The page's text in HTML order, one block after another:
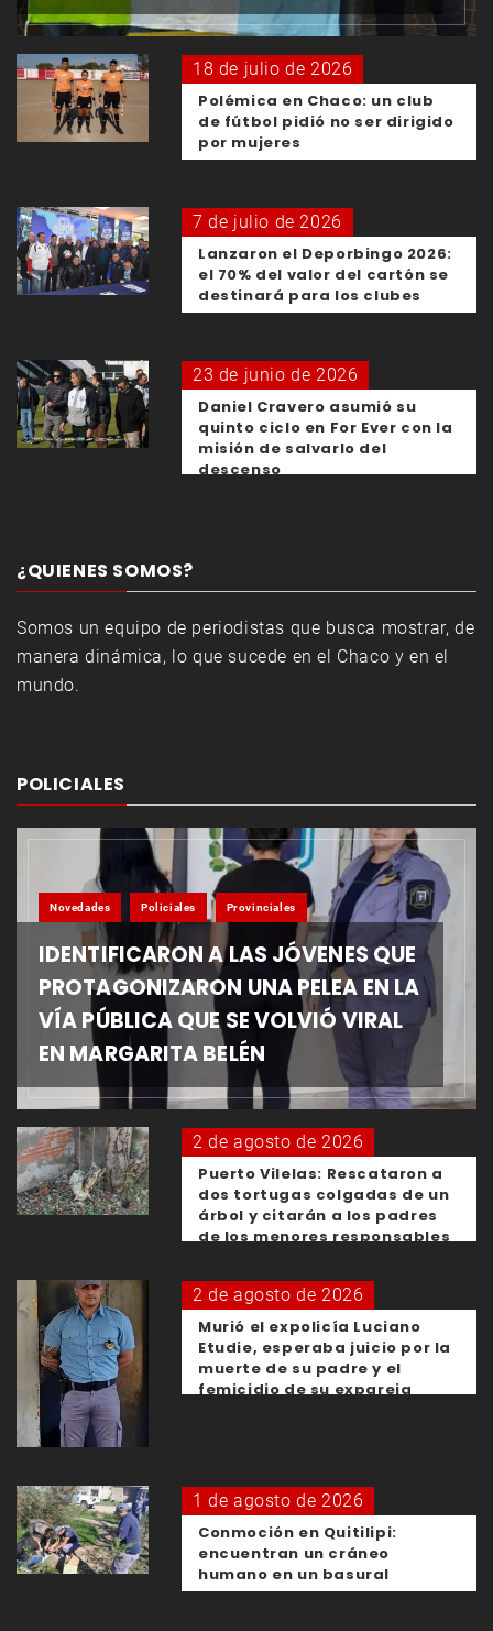
18 de julio de 2026
Polémica en Chaco: un club
de fútbol pidió no ser dirigido
por mujeres
7 de julio de 2026
Lanzaron el Deporbingo 2026:
el 70% del valor del cartón se
destinará para los clubes
23 de junio de 2026
Daniel Cravero asumió su
quinto ciclo en For Ever con la
misión de salvarlo del
descenso
¿QUIENES SOMOS?
Somos un equipo de periodistas que busca mostrar, de
manera dinámica, lo que sucede en el Chaco y en el
mundo.
POLICIALES
Novedades Policiales Provinciales
IDENTIFICARON A LAS JÓVENES QUE
PROTAGONIZARON UNA PELEA EN LA
VÍA PÚBLICA QUE SE VOLVIÓ VIRAL
EN MARGARITA BELÉN
2 de agosto de 2026
Puerto Vilelas: Rescataron a
dos tortugas colgadas de un
árbol y citarán a los padres
de los menores responsables
2 de agosto de 2026
Murió el expolicía Luciano
Etudie, esperaba juicio por la
muerte de su padre y el
femicidio de su expareja
1 de agosto de 2026
Conmoción en Quitilipi:
encuentran un cráneo
humano en un basural